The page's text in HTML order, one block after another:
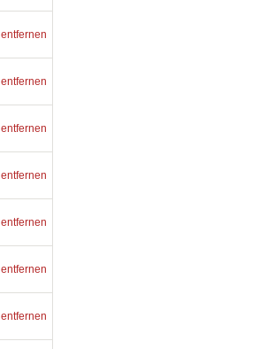
entfernen
entfernen
entfernen
entfernen
entfernen
entfernen
entfernen